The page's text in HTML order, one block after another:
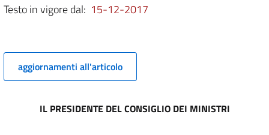
Allegati
Testo in vigore dal: 15-12-2017
aggiornamenti all'articolo
IL PRESIDENTE DEL CONSIGLIO DEI MINISTRI